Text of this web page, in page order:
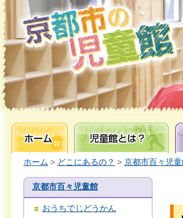
ホーム 児童館とは？
ホーム > どこにあるの？ > 京都市百々児
京都市百々児童館
おうちでじどうかん